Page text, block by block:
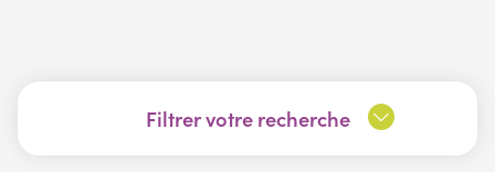
Filtrer votre recherche